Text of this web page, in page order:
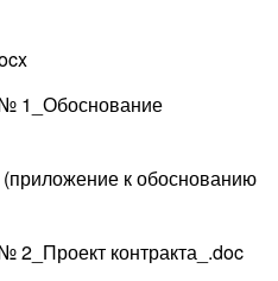
1_Обоснование
к обоснованию
контракта_.doc